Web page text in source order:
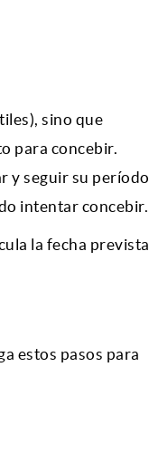
sino que
para concebir.
y seguir su período
intentar concebir.
la fecha prevista
estos pasos para